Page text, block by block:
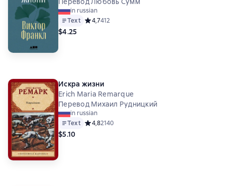
in russian
Text Средний рейтинг 4,7 на основе 412 оценок
4,7412
$4.25
Искра жизни
Erich Maria Remarque
Перевод Михаил Рудницкий
in russian
Text Средний рейтинг 4,8 на основе 2140 оценок
4,82140
$5.10